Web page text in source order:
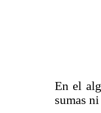
En el
sumas